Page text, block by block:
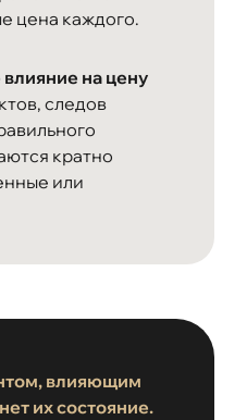
цена каждого.
на цену
следов
кратно
или
влияющим
их состояние.